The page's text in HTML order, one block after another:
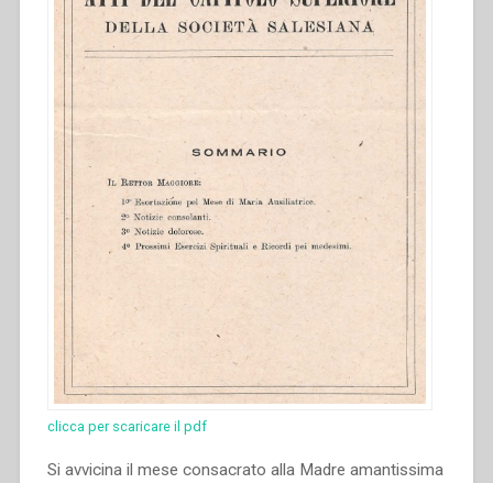
clicca per scaricare il pdf
Si avvicina il mese consacrato alla Madre amantissima